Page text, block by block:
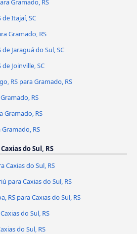
Gramado, RS
Itajaí, SC
Gramado, RS
Jaraguá do Sul, SC
Joinville, SC
RS para Gramado, RS
RS
Gramado, RS
RS
do Sul, RS
Caxias do Sul, RS
para Caxias do Sul, RS
RS para Caxias do Sul, RS
do Sul, RS
do Sul, RS